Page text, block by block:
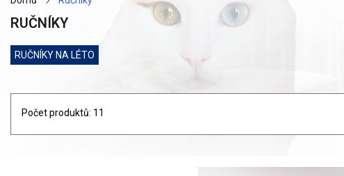
RUČNÍKY
RUČNÍKY NA LÉTO
Počet produktů: 11